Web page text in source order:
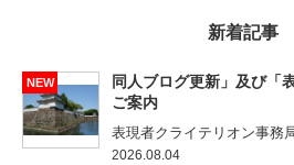
新着記事
NEW
同人ブログ更新」及び「
ご案内
表現者クライテリオン事務
2026.08.04